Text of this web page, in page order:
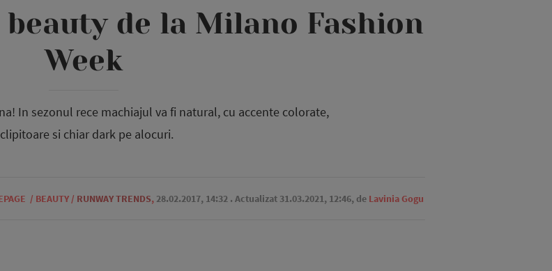
de la Milano Fashion
Week
In sezonul rece machiajul va fi natural, cu accente colorate,
si chiar dark pe alocuri.
/ BEAUTY / RUNWAY TRENDS, 28.02.2017, 14:32 . Actualizat 31.03.2021, 12:46, de Lavinia Gogu